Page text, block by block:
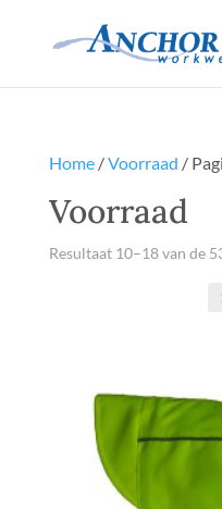
Home/Voorraad /
Voorraad
Resultaat 10–18 van de